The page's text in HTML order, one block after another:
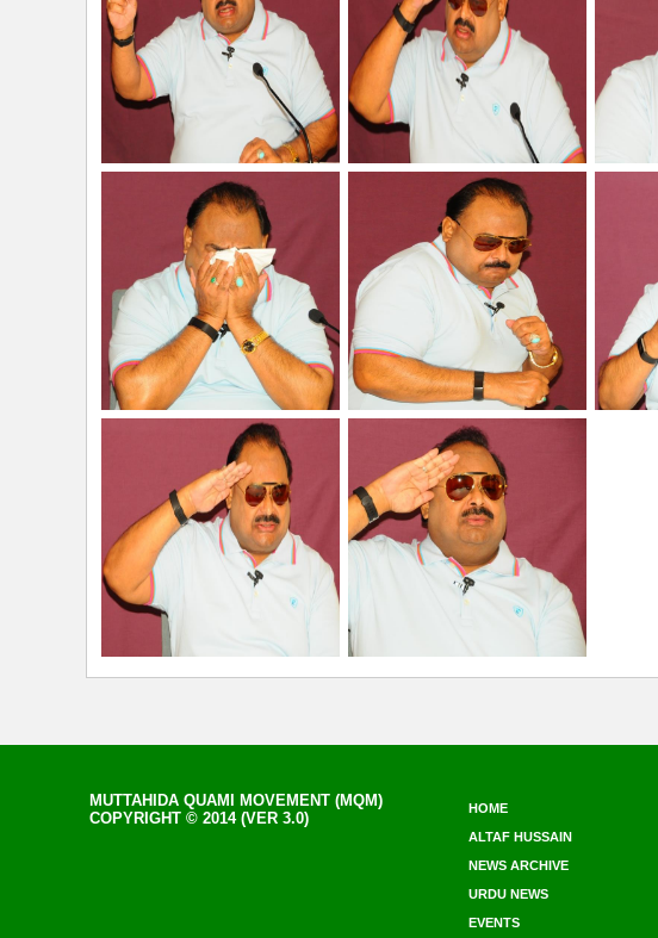
MUTTAHIDA QUAMI MOVEMENT (MQM)
COPYRIGHT © 2014 (VER 3.0)
HOME
ALTAF HUSSAIN
NEWS ARCHIVE
URDU NEWS
EVENTS